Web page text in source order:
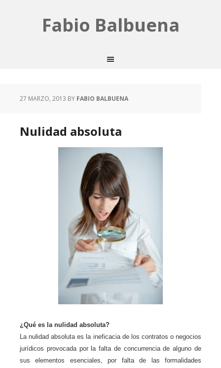
Fabio Balbuena
27 MARZO, 2013 BY FABIO BALBUENA
Nulidad absoluta
¿Qué es la nulidad absoluta?
La nulidad absoluta es la ineficacia de los contratos o negocios
jurídicos provocada por la falta de concurrencia de alguno de
sus elementos esenciales, por falta de las formalidades